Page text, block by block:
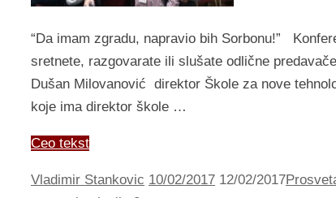
“Da imam zgradu, napravio bih Sorbonu!”
sretnete, razgovarate ili slušate odlične
Dušan Milovanović direktor Škole za nove
koje ima direktor škole …
Ceo tekst
Vladimir Stankovic 10/02/2017 12/02/2017